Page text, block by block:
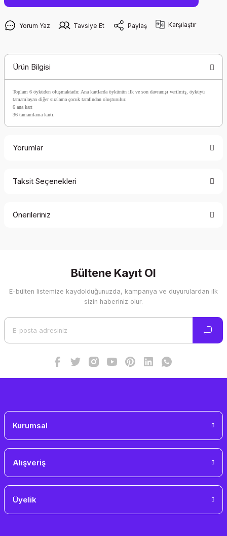
Yorum Yaz Tavsiye Et Paylaş Karşılaştır
Ürün Bilgisi
Toplam 6 öyküden oluşmaktadır. Ana kartlarda öykünün ilk ve son davranışı verilmiş, öyküyü
tamamlayan diğer sıralama çocuk tarafından oluşturulur.
6 ana kart
36 tamamlama kartı.
Yorumlar
Taksit Seçenekleri
Önerileriniz
Görüş ve önerileriniz için teşekkür ederiz.
Ürün resmi kalitesiz, bozuk veya görüntülenemiyor.
Bültene Kayıt Ol
E-bülten listemize kaydolduğunuzda, kampanya ve duyurulardan ilk
sizin haberiniz olur.
Kurumsal
Alışveriş
Üyelik